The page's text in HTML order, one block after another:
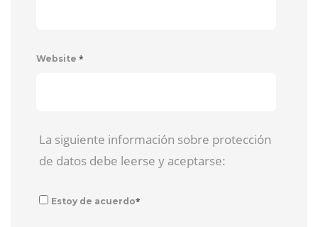
Website *
La siguiente información sobre protección
de datos debe leerse y aceptarse:
Estoy de acuerdo*